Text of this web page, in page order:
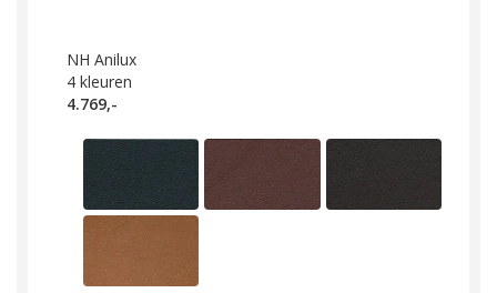
NH Anilux
4 kleuren
4.769,-